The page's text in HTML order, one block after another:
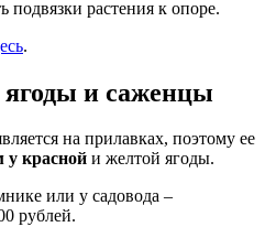
подвязки растения к опоре.
.
и саженцы
на прилавках, поэтому ее
у красной и желтой ягоды.
или у садовода –
рублей.